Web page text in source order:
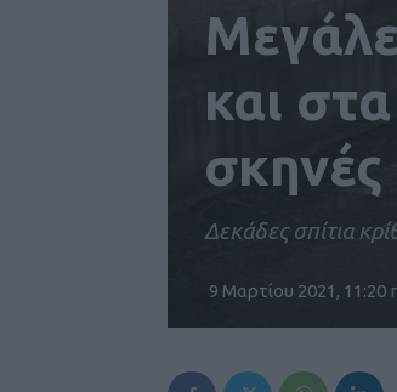
και
Δεκάδες σπίτια
9 Μαρτίου 2021, 11:20